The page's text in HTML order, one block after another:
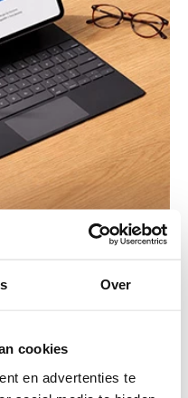
Over
cookies
en advertenties te
én praktische tips om je